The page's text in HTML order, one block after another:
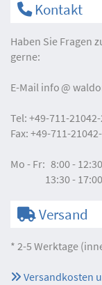
Kontakt
Haben Sie Fragen
gerne:
E-Mail info
Tel: +49-711-
Fax: +49-711-
Mo - Fr: 8:00 -
13:30 -
Versand
* 2-5 Werktage
Versandkosten